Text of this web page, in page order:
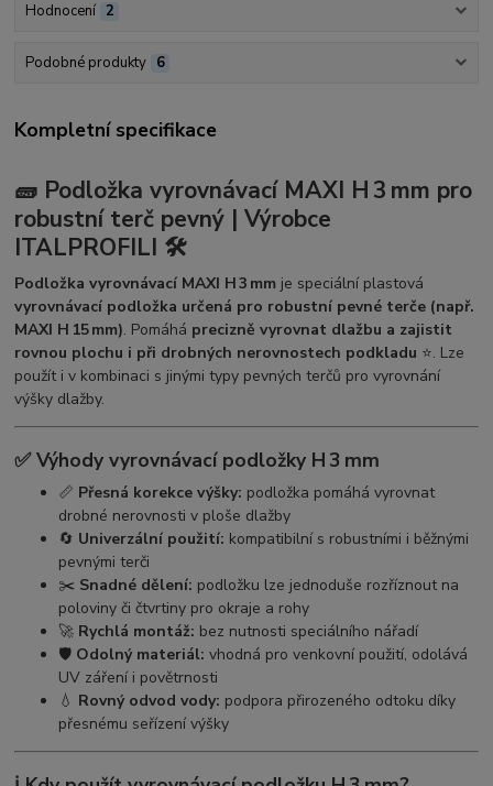
Hodnocení 2
Podobné produkty 6
Kompletní specifikace
🧱 Podložka vyrovnávací MAXI H 3 mm pro
robustní terč pevný | Výrobce
ITALPROFILI 🛠️
Podložka vyrovnávací MAXI H 3 mm je speciální plastová
vyrovnávací podložka určená pro robustní pevné terče (např.
MAXI H 15 mm). Pomáhá precizně vyrovnat dlažbu a zajistit
rovnou plochu i při drobných nerovnostech podkladu ⭐. Lze
použít i v kombinaci s jinými typy pevných terčů pro vyrovnání
výšky dlažby.
✅ Výhody vyrovnávací podložky H 3 mm
📏 Přesná korekce výšky: podložka pomáhá vyrovnat
drobné nerovnosti v ploše dlažby
🔄 Univerzální použití: kompatibilní s robustními i běžnými
pevnými terči
✂️ Snadné dělení: podložku lze jednoduše rozříznout na
poloviny či čtvrtiny pro okraje a rohy
🚀 Rychlá montáž: bez nutnosti speciálního nářadí
🛡️ Odolný materiál: vhodná pro venkovní použití, odolává
UV záření i povětrnosti
💧 Rovný odvod vody: podpora přirozeného odtoku díky
přesnému seřízení výšky